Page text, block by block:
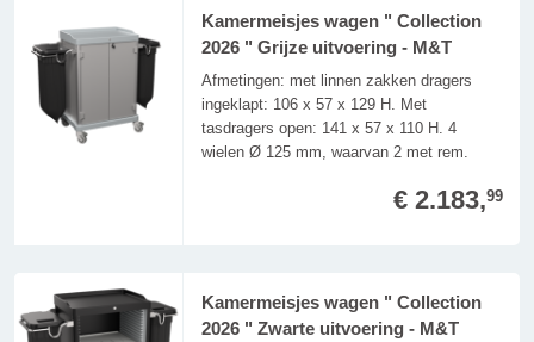
Kamermeisjes wagen " Collection
2026 " Grijze uitvoering - M&T
Afmetingen: met linnen zakken dragers
ingeklapt: 106 x 57 x 129 H. Met
tasdragers open: 141 x 57 x 110 H. 4
wielen Ø 125 mm, waarvan 2 met rem.
€ 2.183,99
Kamermeisjes wagen " Collection
2026 " Zwarte uitvoering - M&T